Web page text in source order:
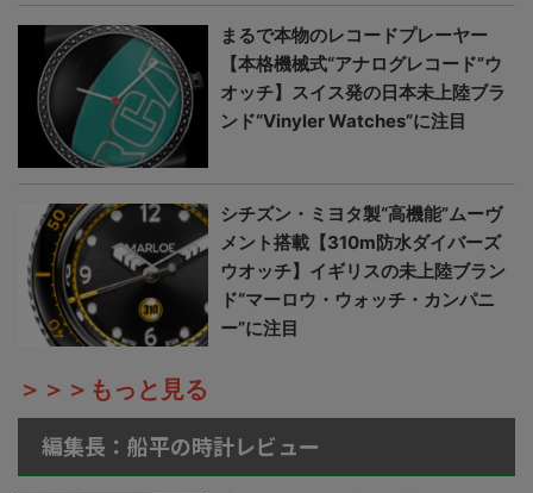
まるで本物のレコードプレーヤー
【本格機械式“アナログレコード”ウ
オッチ】スイス発の日本未上陸ブラ
ンド“Vinyler Watches”に注目
シチズン・ミヨタ製“高機能”ムーヴ
メント搭載【310m防水ダイバーズ
ウオッチ】イギリスの未上陸ブラン
ド“マーロウ・ウォッチ・カンパニ
ー”に注目
＞＞＞もっと見る
編集長：船平の時計レビュー